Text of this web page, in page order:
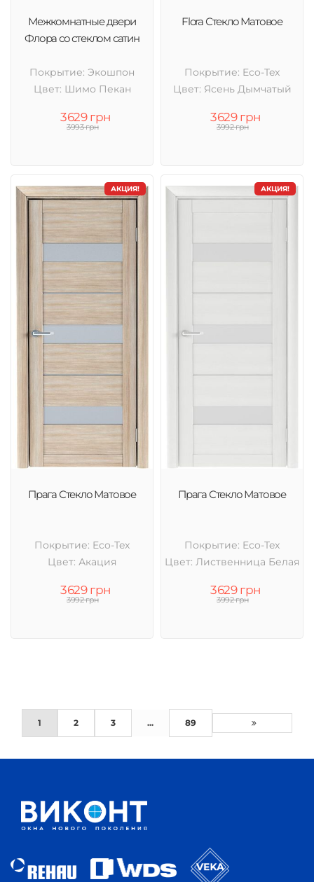
Межкомнатные двери
Флора со стеклом сатин
Покрытие: Экошпон
Цвет: Шимо Пекан
3629 грн
3993 грн
Flora Стекло Матовое
Покрытие: Eco-Tex
Цвет: Ясень Дымчатый
3629 грн
3992 грн
АКЦИЯ!
Прага Стекло Матовое
Покрытие: Eco-Tex
Цвет: Акация
3629 грн
3992 грн
АКЦИЯ!
Прага Стекло Матовое
Покрытие: Eco-Tex
Цвет: Лиственница Белая
3629 грн
3992 грн
1 2 3 ... 89